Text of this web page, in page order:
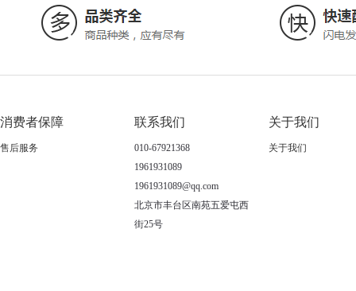
消费者保障
售后服务
联系我们
010-67921368
1961931089
1961931089@qq.com
北京市丰台区南苑五爱屯西
街25号
关于我们
关于我们